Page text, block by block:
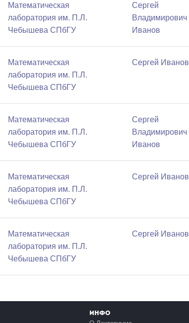
Математичеcкая
лаборатория им. П.Л.
Чебышева СПбГУ
Сергей
Владимирович
Иванов
Математичеcкая
лаборатория им. П.Л.
Чебышева СПбГУ
Сергей Иванов
Математичеcкая
лаборатория им. П.Л.
Чебышева СПбГУ
Сергей
Владимирович
Иванов
Математичеcкая
лаборатория им. П.Л.
Чебышева СПбГУ
Сергей Иванов
Математичеcкая
лаборатория им. П.Л.
Чебышева СПбГУ
Сергей Иванов
Инфо